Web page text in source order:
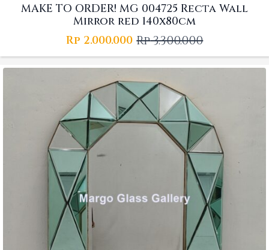
MAKE TO ORDER! MG 004725 Recta Wall
Mirror red 140x80cm
Rp3.300.000
Original
price
was:
Rp 3.300.000.
Rp 2.000.000 Current
price
is:
Rp 2.000.000.